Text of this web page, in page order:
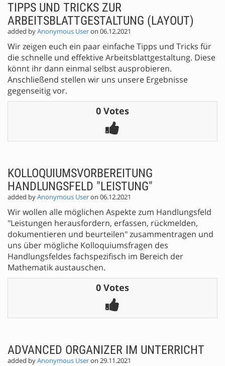
TIPPS UND TRICKS ZUR
ARBEITSBLATTGESTALTUNG (LAYOUT)
added byAnonymous Useron 06.12.2021
Wir zeigen euch ein paar einfache Tipps und Tricks für
die schnelle und effektive Arbeitsblattgestaltung. Diese
könnt ihr dann einmal selbst ausprobieren.
Anschließend stellen wir uns unsere Ergebnisse
gegenseitig vor.
0 Votes
KOLLOQUIUMSVORBEREITUNG
HANDLUNGSFELD "LEISTUNG"
added byAnonymous Useron 06.12.2021
Wir wollen alle möglichen Aspekte zum Handlungsfeld
"Leistungen herausfordern, erfassen, rückmelden,
dokumentieren und beurteilen" zusammentragen und
uns über mögliche Kolloquiumsfragen des
Handlungsfeldes fachspezifisch im Bereich der
Mathematik austauschen.
0 Votes
ADVANCED ORGANIZER IM UNTERRICHT
added byAnonymous Useron 29.11.2021